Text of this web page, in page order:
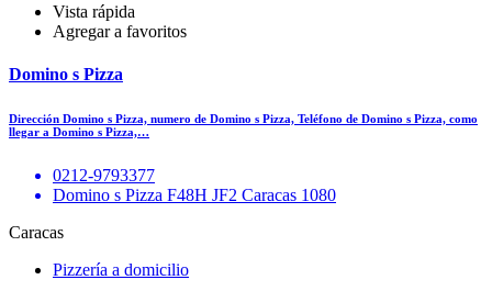
Vista rápida
Agregar a favoritos
Domino s Pizza
Dirección Domino s Pizza, numero de Domino s Pizza, Teléfono de Domino s Pizza, como
llegar a Domino s Pizza,…
0212-9793377
Domino s Pizza F48H JF2 Caracas 1080
Caracas
Pizzería a domicilio